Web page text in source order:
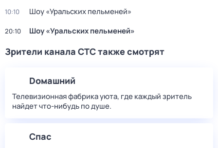
10:10 Шоy «Уральских пeльменей»
20:10 Шоy «Уральских пeльменей»
Зрители канала СТС также смотрят
Dомашний
Телевизионная фабрика уюта, где каждый зритель
найдет что‑нибудь по душе.
Спас